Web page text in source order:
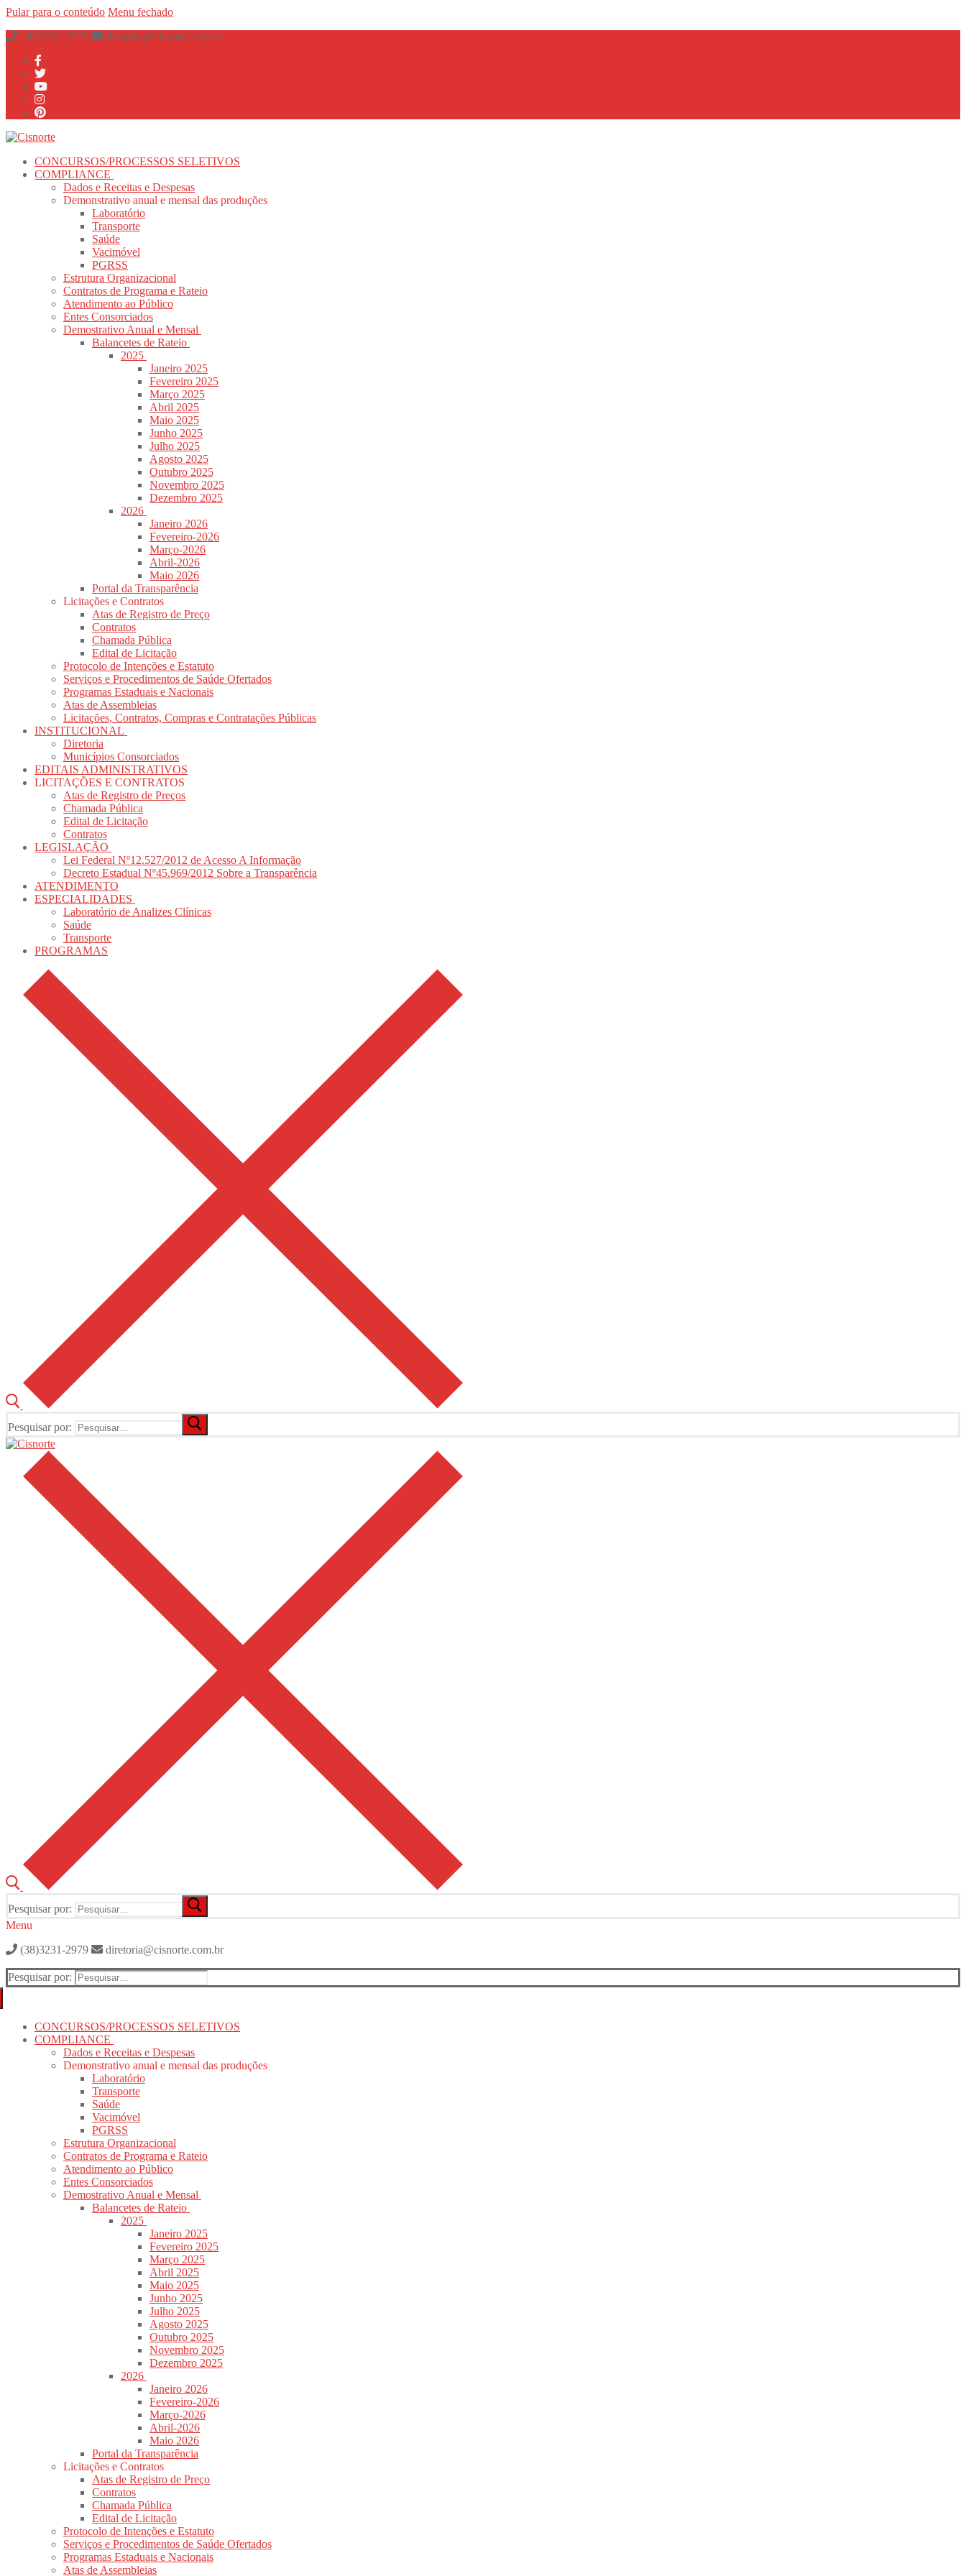
Pular para o conteúdo Menu fechado
(38)3231-2979
diretoria@cisnorte.com.br
CONCURSOS/PROCESSOS SELETIVOS
COMPLIANCE
Dados e Receitas e Despesas
Demonstrativo anual e mensal das produções
Laboratório
Transporte
Saúde
Vacimóvel
PGRSS
Estrutura Organizacional
Contratos de Programa e Rateio
Atendimento ao Público
Entes Consorciados
Demostrativo Anual e Mensal
Balancetes de Rateio
2025
Janeiro 2025
Fevereiro 2025
Março 2025
Abril 2025
Maio 2025
Junho 2025
Julho 2025
Agosto 2025
Outubro 2025
Novembro 2025
Dezembro 2025
2026
Janeiro 2026
Fevereiro-2026
Março-2026
Abril-2026
Maio 2026
Portal da Transparência
Licitações e Contratos
Atas de Registro de Preço
Contratos
Chamada Pública
Edital de Licitação
Protocolo de Intenções e Estatuto
Serviços e Procedimentos de Saúde Ofertados
Programas Estaduais e Nacionais
Atas de Assembleias
Licitações, Contratos, Compras e Contratações Públicas
INSTITUCIONAL
Diretoria
Municípios Consorciados
EDITAIS ADMINISTRATIVOS
LICITAÇÕES E CONTRATOS
Atas de Registro de Preços
Chamada Pública
Edital de Licitação
Contratos
LEGISLAÇÃO
Lei Federal Nº12.527/2012 de Acesso A Informação
Decreto Estadual Nº45.969/2012 Sobre a Transparência
ATENDIMENTO
ESPECIALIDADES
Laboratório de Analizes Clínicas
Saúde
Transporte
PROGRAMAS
Pesquisar por:
Pesquisar por:
Menu
(38)3231-2979
diretoria@cisnorte.com.br
Pesquisar por:
CONCURSOS/PROCESSOS SELETIVOS
COMPLIANCE
Dados e Receitas e Despesas
Demonstrativo anual e mensal das produções
Laboratório
Transporte
Saúde
Vacimóvel
PGRSS
Estrutura Organizacional
Contratos de Programa e Rateio
Atendimento ao Público
Entes Consorciados
Demostrativo Anual e Mensal
Balancetes de Rateio
2025
Janeiro 2025
Fevereiro 2025
Março 2025
Abril 2025
Maio 2025
Junho 2025
Julho 2025
Agosto 2025
Outubro 2025
Novembro 2025
Dezembro 2025
2026
Janeiro 2026
Fevereiro-2026
Março-2026
Abril-2026
Maio 2026
Portal da Transparência
Licitações e Contratos
Atas de Registro de Preço
Contratos
Chamada Pública
Edital de Licitação
Protocolo de Intenções e Estatuto
Serviços e Procedimentos de Saúde Ofertados
Programas Estaduais e Nacionais
Atas de Assembleias